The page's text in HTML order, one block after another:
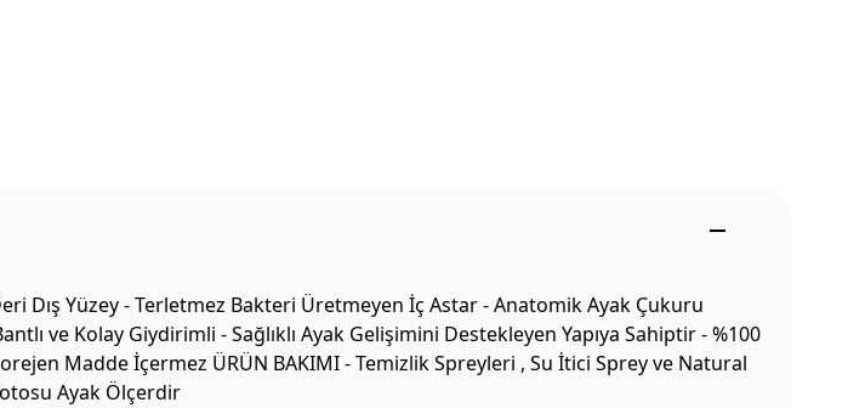
Dış Yüzey - Terletmez Bakteri Üretmeyen İç Astar - Anatomik Ayak Çukuru
ve Kolay Giydirimli - Sağlıklı Ayak Gelişimini Destekleyen Yapıya Sahiptir - %100
Madde İçermez ÜRÜN BAKIMI - Temizlik Spreyleri , Su İtici Sprey ve Natural
Ayak Ölçerdir